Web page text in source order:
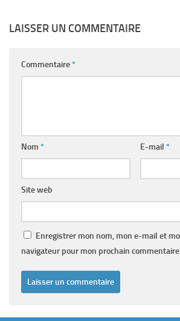
LAISSER UN COMMENTAIRE
Commentaire*
Nom * E-mail *
Site web
Enregistrer mon nom, mon e-mail et
navigateur pour mon prochain